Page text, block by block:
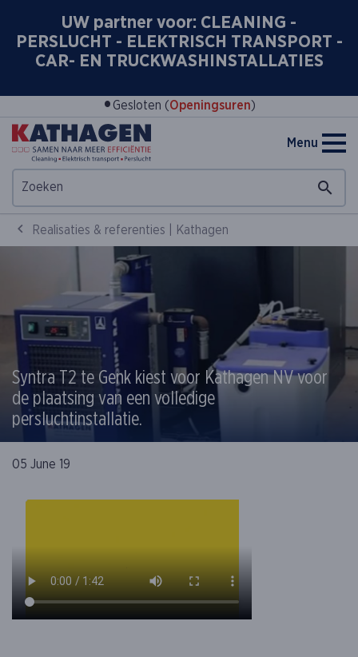
UW partner voor: CLEANING -
PERSLUCHT - ELEKTRISCH TRANSPORT -
CAR- EN TRUCKWASHINSTALLATIES
• Gesloten (Openingsuren)
Menu
Realisaties & referenties | Kathagen
Syntra T2 te Genk kiest voor Kathagen NV voor
de plaatsing van een volledige
persluchtinstallatie.
05 June 19